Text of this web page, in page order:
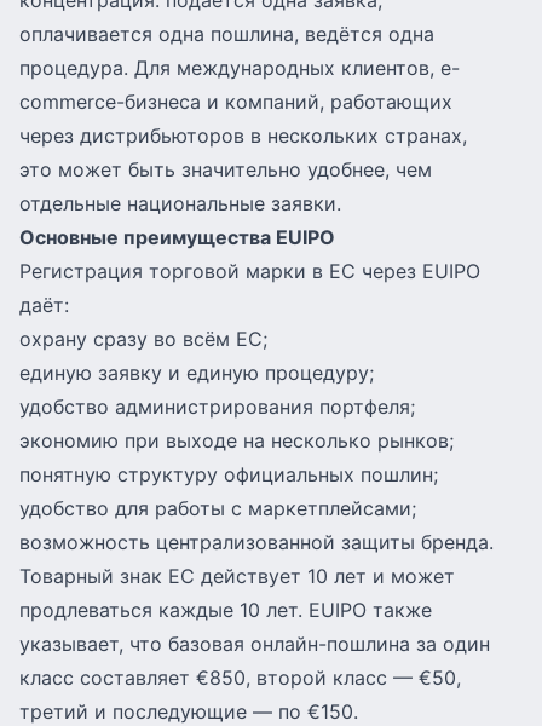
оплачивается одна пошлина, ведётся одна
процедура. Для международных клиентов, e-
commerce-бизнеса и компаний, работающих
через дистрибьюторов в нескольких странах,
это может быть значительно удобнее, чем
отдельные национальные заявки.
Основные преимущества EUIPO
Регистрация торговой марки в ЕС через EUIPO
даёт:
охрану сразу во всём ЕС;
единую заявку и единую процедуру;
удобство администрирования портфеля;
экономию при выходе на несколько рынков;
понятную структуру официальных пошлин;
удобство для работы с маркетплейсами;
возможность централизованной защиты бренда.
Товарный знак ЕС действует 10 лет и может
продлеваться каждые 10 лет. EUIPO также
указывает, что базовая онлайн-пошлина за один
класс составляет €850, второй класс — €50,
третий и последующие — по €150.